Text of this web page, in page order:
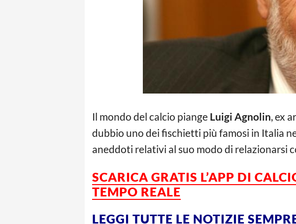
Il mondo del calcio piange Luigi Agnolin, ex
dubbio uno dei fischietti più famosi in Italia
aneddoti relativi al suo modo di relazionarsi
SCARICA GRATIS L’APP DI
TEMPO REALE
LEGGI TUTTE LE NOTIZIE